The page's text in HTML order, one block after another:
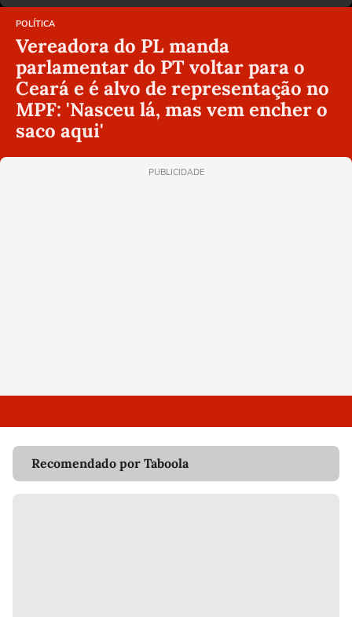
POLÍTICA
Vereadora do PL manda
parlamentar do PT voltar para o
Ceará e é alvo de representação no
MPF: 'Nasceu lá, mas vem encher o
saco aqui'
PUBLICIDADE
Recomendado por Taboola